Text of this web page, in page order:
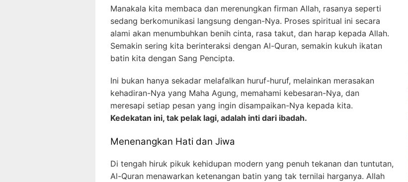
Manakala kita membaca dan merenungkan firman Allah, rasanya seperti
sedang berkomunikasi langsung dengan-Nya. Proses spiritual ini secara
alami akan menumbuhkan benih cinta, rasa takut, dan harap kepada Allah.
Semakin sering kita berinteraksi dengan Al-Quran, semakin kukuh ikatan
batin kita dengan Sang Pencipta.
Ini bukan hanya sekadar melafalkan huruf-huruf, melainkan merasakan
kehadiran-Nya yang Maha Agung, memahami kebesaran-Nya, dan
meresapi setiap pesan yang ingin disampaikan-Nya kepada kita.
Kedekatan ini, tak pelak lagi, adalah inti dari ibadah.
Menenangkan Hati dan Jiwa
Di tengah hiruk pikuk kehidupan modern yang penuh tekanan dan tuntutan,
Al-Quran menawarkan ketenangan batin yang tak ternilai harganya. Allah